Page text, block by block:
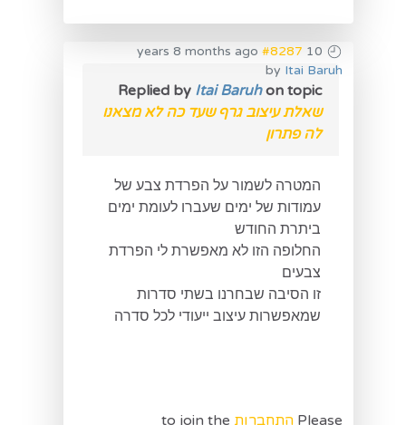
10 years 8 months ago
#8287
by Itai Baruh
Replied by Itai Baruhon topic
שאלת עיצוב גרף שעד כה לא מצאנו
לה פתרון
המטרה לשמור על הפרדת צבע של
עמודות של ימים שעברו לעומת ימים
ביתרת החודש
החלופה הזו לא מאפשרת לי הפרדת
צבעים
זו הסיבה שבחרנו בשתי סדרות
שמאפשרות עיצוב ייעודי לכל סדרה
Please התחברות to join the